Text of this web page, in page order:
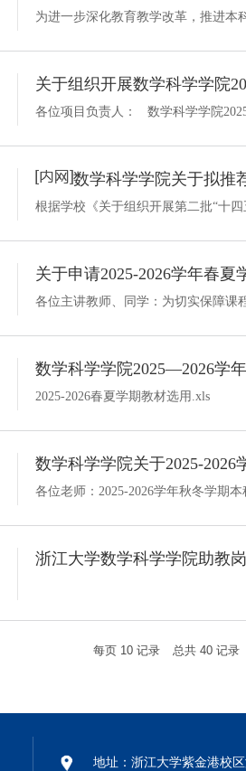
关于组织开展数学科学学院
数学科学学院关于拟推
关于申请2025-2026学年春
数学科学学院2025—2026学
2025-2026春夏学期教材选用.xls
数学科学学院关于2025-
浙江大学数学科学学院助教
每页 10 记录 总共 40 记录
地址：浙江大学紫金港校